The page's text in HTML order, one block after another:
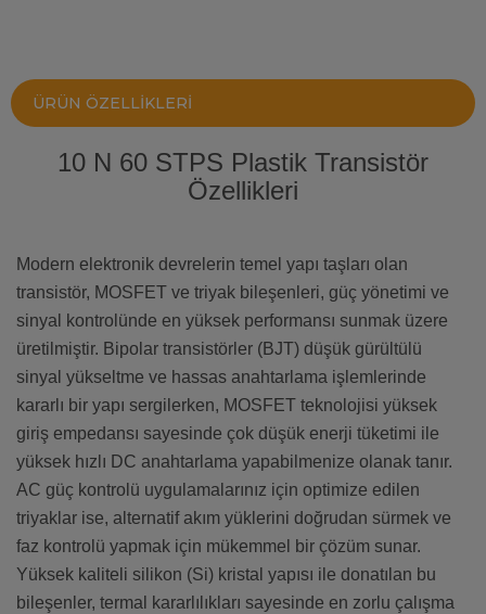
ÜRÜN ÖZELLIKLERI
10 N 60 STPS Plastik Transistör
Özellikleri
Modern elektronik devrelerin temel yapı taşları olan
transistör, MOSFET ve triyak bileşenleri, güç yönetimi ve
sinyal kontrolünde en yüksek performansı sunmak üzere
üretilmiştir. Bipolar transistörler (BJT) düşük gürültülü
sinyal yükseltme ve hassas anahtarlama işlemlerinde
kararlı bir yapı sergilerken, MOSFET teknolojisi yüksek
giriş empedansı sayesinde çok düşük enerji tüketimi ile
yüksek hızlı DC anahtarlama yapabilmenize olanak tanır.
AC güç kontrolü uygulamalarınız için optimize edilen
triyaklar ise, alternatif akım yüklerini doğrudan sürmek ve
faz kontrolü yapmak için mükemmel bir çözüm sunar.
Yüksek kaliteli silikon (Si) kristal yapısı ile donatılan bu
bileşenler, termal kararlılıkları sayesinde en zorlu çalışma